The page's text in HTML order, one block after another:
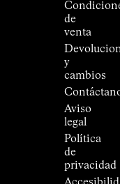
de
venta
y
cambios
Aviso
legal
Política
de
privacidad